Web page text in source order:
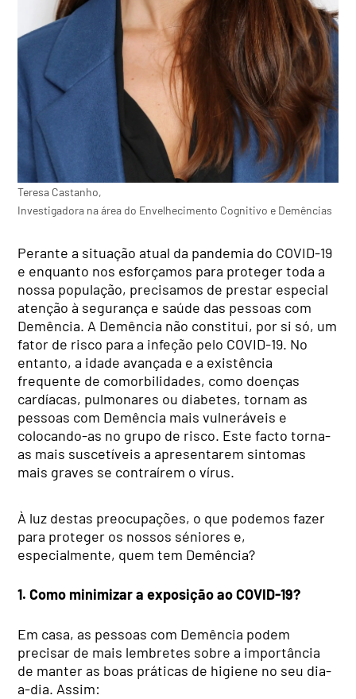
Teresa Castanho,
Investigadora na área do Envelhecimento Cognitivo e Demências
Perante a situação atual da pandemia do COVID-19
e enquanto nos esforçamos para proteger toda a
nossa população, precisamos de prestar especial
atenção à segurança e saúde das pessoas com
Demência. A Demência não constitui, por si só, um
fator de risco para a infeção pelo COVID-19. No
entanto, a idade avançada e a existência
frequente de comorbilidades, como doenças
cardíacas, pulmonares ou diabetes, tornam as
pessoas com Demência mais vulneráveis e
colocando-as no grupo de risco. Este facto torna-
as mais suscetíveis a apresentarem sintomas
mais graves se contraírem o vírus.
À luz destas preocupações, o que podemos fazer
para proteger os nossos séniores e,
especialmente, quem tem Demência?
1. Como minimizar a exposição ao COVID-19?
Em casa, as pessoas com Demência podem
precisar de mais lembretes sobre a importância
de manter as boas práticas de higiene no seu dia-
a-dia. Assim: